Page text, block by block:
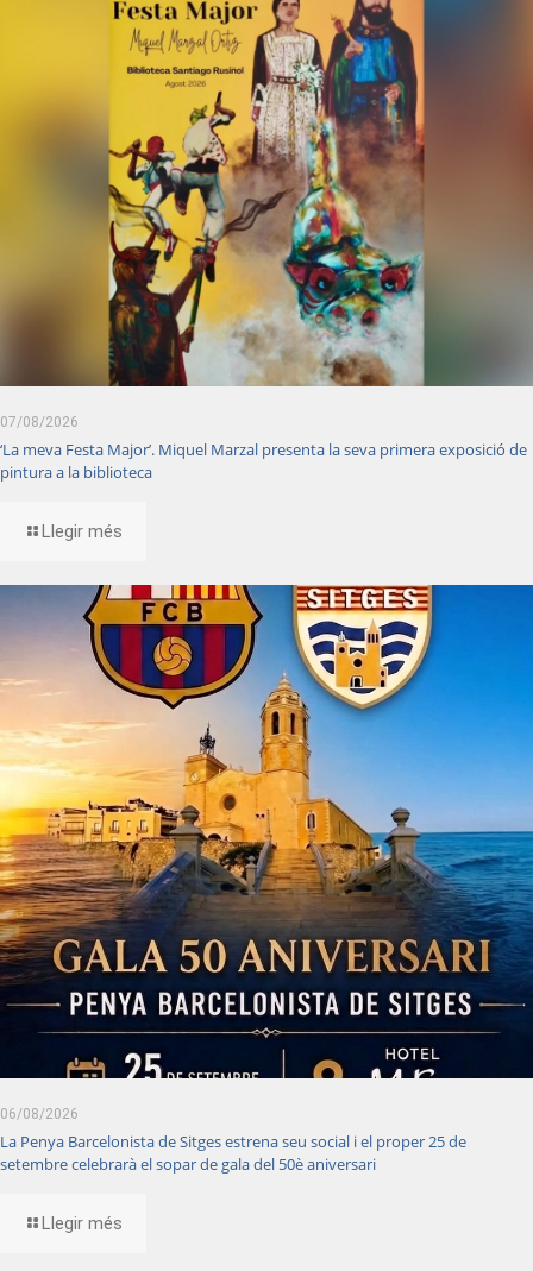
07/08/2026
‘La meva Festa Major’. Miquel Marzal presenta la seva primera exposició de
pintura a la biblioteca
Llegir més
06/08/2026
La Penya Barcelonista de Sitges estrena seu social i el proper 25 de
setembre celebrarà el sopar de gala del 50è aniversari
Llegir més